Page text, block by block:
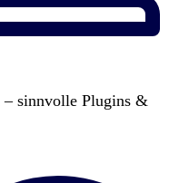
– sinnvolle Plugins &